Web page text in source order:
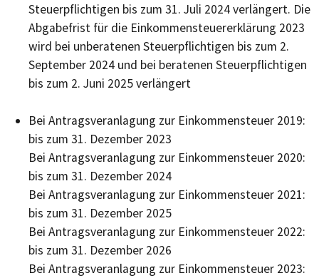
Steuerpflichtigen bis zum 31. Juli 2024 verlängert. Die
Abgabefrist für die Einkommensteuererklärung 2023
wird bei unberatenen Steuerpflichtigen bis zum 2.
September 2024 und bei beratenen Steuerpflichtigen
bis zum 2. Juni 2025 verlängert
Bei Antragsveranlagung zur Einkommensteuer 2019:
bis zum 31. Dezember 2023
Bei Antragsveranlagung zur Einkommensteuer 2020:
bis zum 31. Dezember 2024
Bei Antragsveranlagung zur Einkommensteuer 2021:
bis zum 31. Dezember 2025
Bei Antragsveranlagung zur Einkommensteuer 2022:
bis zum 31. Dezember 2026
Bei Antragsveranlagung zur Einkommensteuer 2023: